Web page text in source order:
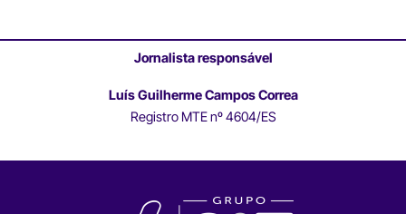
Jornalista responsável
Luís Guilherme Campos Correa
Registro MTE nº 4604/ES